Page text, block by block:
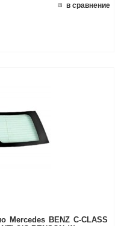
в сравнение
Mercedes BENZ C-CLASS